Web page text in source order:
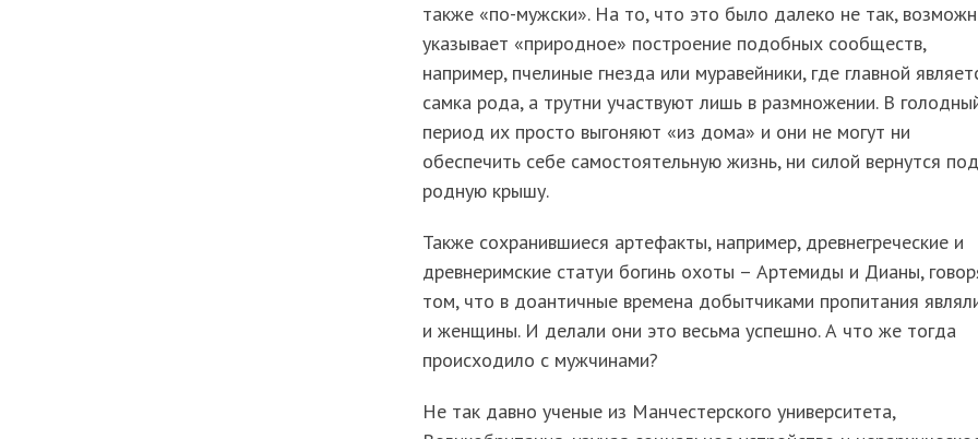
также «по-мужски». На то, что это было далеко не так,
указывает «природное» построение подобных сообществ,
например, пчелиные гнезда или муравейники, где главной
самка рода, а трутни участвуют лишь в размножении. В
период их просто выгоняют «из дома» и они не могут ни
обеспечить себе самостоятельную жизнь, ни силой вернутся под
родную крышу.
Также сохранившиеся артефакты, например, древнегреческие и
древнеримские статуи богинь охоты – Артемиды и Дианы,
том, что в доантичные времена добытчиками пропитания
и женщины. И делали они это весьма успешно. А что же тогда
происходило с мужчинами?
Не так давно ученые из Манчестерского университета,